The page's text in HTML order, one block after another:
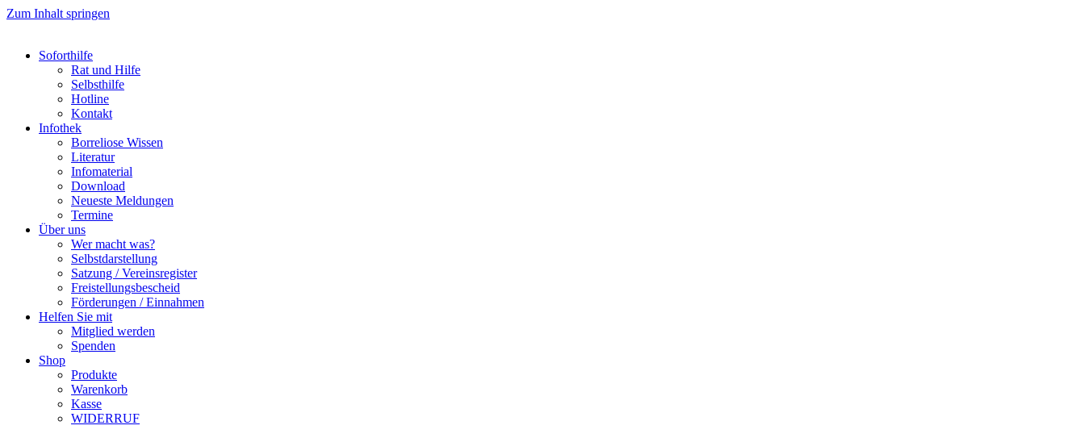
Zum Inhalt springen
Soforthilfe
Rat und Hilfe
Selbsthilfe
Hotline
Kontakt
Infothek
Borreliose Wissen
Literatur
Infomaterial
Download
Neueste Meldungen
Termine
Über uns
Wer macht was?
Selbstdarstellung
Satzung / Vereinsregister
Freistellungsbescheid
Förderungen / Einnahmen
Helfen Sie mit
Mitglied werden
Spenden
Shop
Produkte
Warenkorb
Kasse
WIDERRUF